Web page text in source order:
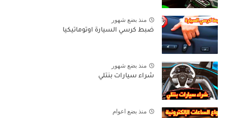
منذ بضع شهور
ضبط كرسي السيارة اوتوماتيكيا
منذ بضع شهور
شراء سيارات بنتلي
منذ بضع اعوام